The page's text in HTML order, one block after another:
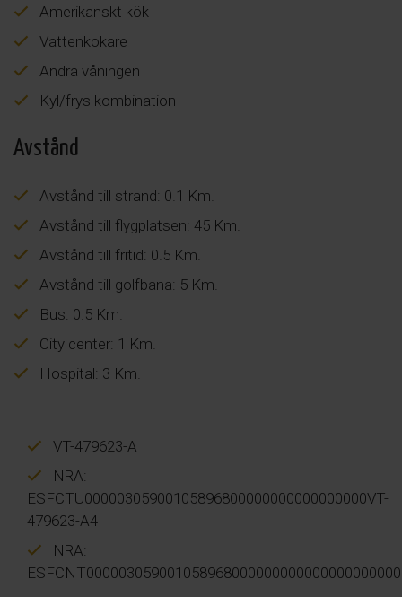
Amerikanskt kök
Vattenkokare
Andra våningen
Kyl/frys kombination
Avstånd
Avstånd till strand: 0.1 Km.
Avstånd till flygplatsen: 45 Km.
Avstånd till fritid: 0.5 Km.
Avstånd till golfbana: 5 Km.
Bus: 0.5 Km.
City center: 1 Km.
Hospital: 3 Km.
VT-479623-A
NRA:
ESFCTU00000305900105896800000000000000000VT-
479623-A4
NRA: